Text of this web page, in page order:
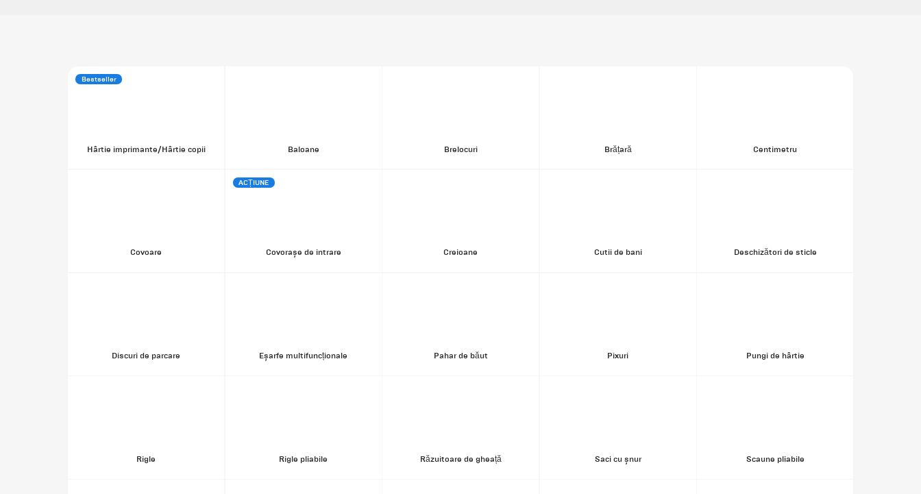
Bestseller
Hârtie imprimante/Hârtie copii Baloane Brelocuri Brățară Centimetru
Covoare
ACȚIUNE
Covorașe de intrare Creioane Cutii de bani Deschizători de sticle
Discuri de parcare Eșarfe multifuncționale Pahar de băut Pixuri Pungi de hârtie
Rigle Rigle pliabile Răzuitoare de gheață Saci cu șnur Scaune pliabile